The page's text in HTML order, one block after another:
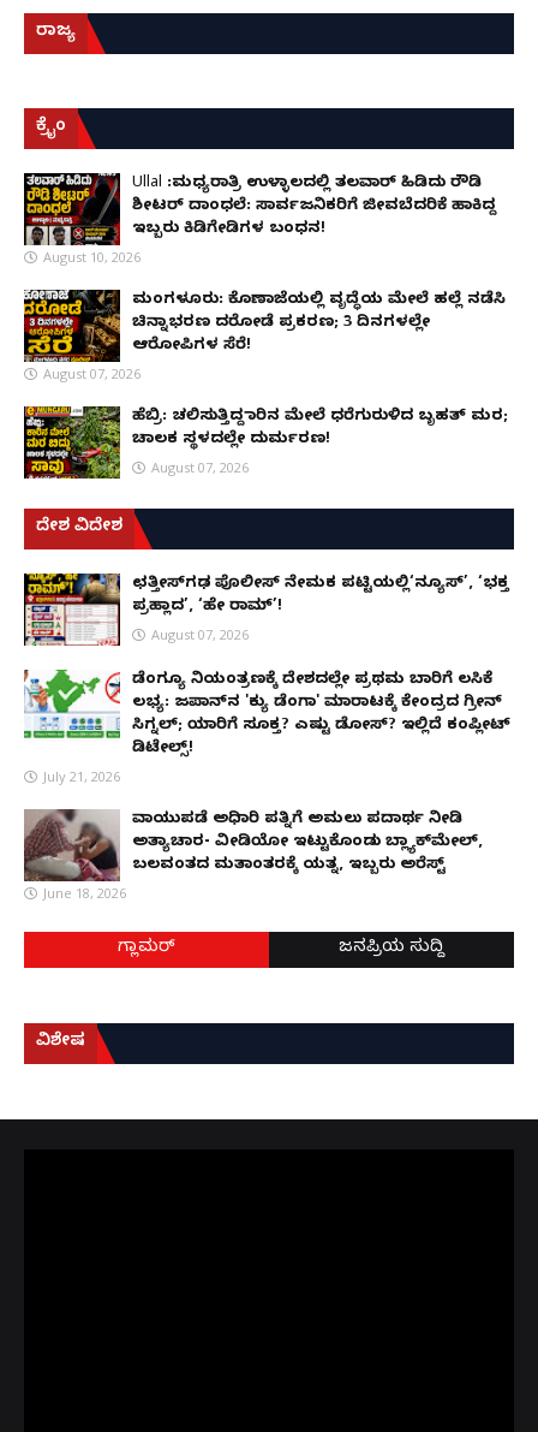
ರಾಜ್ಯ
ಕ್ರೈಂ
Ullal :ಮಧ್ಯರಾತ್ರಿ ಉಳ್ಳಾಲದಲ್ಲಿ ತಲವಾರ್ ಹಿಡಿದು ರೌಡಿ
ಶೀಟರ್ ದಾಂಧಲೆ: ಸಾರ್ವಜನಿಕರಿಗೆ ಜೀವಬೆದರಿಕೆ ಹಾಕಿದ್ದ
ಇಬ್ಬರು ಕಿಡಿಗೇಡಿಗಳ ಬಂಧನ!
August 10, 2026
ಮಂಗಳೂರು: ಕೊಣಾಜೆಯಲ್ಲಿ ವೃದ್ಧೆಯ ಮೇಲೆ ಹಲ್ಲೆ ನಡೆಸಿ
ಚಿನ್ನಾಭರಣ ದರೋಡೆ ಪ್ರಕರಣ; 3 ದಿನಗಳಲ್ಲೇ
ಆರೋಪಿಗಳ ಸೆರೆ!
August 07, 2026
ಹೆಬ್ರಿ: ಚಲಿಸುತ್ತಿದ್ದ ಕಾರಿನ ಮೇಲೆ ಧರೆಗುರುಳಿದ ಬೃಹತ್ ಮರ;
ಚಾಲಕ ಸ್ಥಳದಲ್ಲೇ ದುರ್ಮರಣ!
August 07, 2026
ದೇಶ ವಿದೇಶ
ಛತ್ತೀಸ್‌ಗಢ ಪೊಲೀಸ್ ನೇಮಕ ಪಟ್ಟಿಯಲ್ಲಿ‘ನ್ಯೂಸ್’, ‘ಭಕ್ತ
ಪ್ರಹ್ಲಾದ’, ‘ಹೇ ರಾಮ್’!
August 07, 2026
ಡೆಂಗ್ಯೂ ನಿಯಂತ್ರಣಕ್ಕೆ ದೇಶದಲ್ಲೇ ಪ್ರಥಮ ಬಾರಿಗೆ ಲಸಿಕೆ
ಲಭ್ಯ: ಜಪಾನ್‌ನ 'ಕ್ಯು ಡೆಂಗಾ' ಮಾರಾಟಕ್ಕೆ ಕೇಂದ್ರದ ಗ್ರೀನ್
ಸಿಗ್ನಲ್; ಯಾರಿಗೆ ಸೂಕ್ತ? ಎಷ್ಟು ಡೋಸ್? ಇಲ್ಲಿದೆ ಕಂಪ್ಲೀಟ್
ಡಿಟೇಲ್ಸ್!
July 21, 2026
ವಾಯುಪಡೆ ಅಧಿಕಾರಿ ಪತ್ನಿಗೆ ಅಮಲು ಪದಾರ್ಥ ನೀಡಿ
ಅತ್ಯಾಚಾರ- ವೀಡಿಯೋ ಇಟ್ಟುಕೊಂಡು ಬ್ಲ್ಯಾಕ್‌ಮೇಲ್,
ಬಲವಂತದ ಮತಾಂತರಕ್ಕೆ ಯತ್ನ, ಇಬ್ಬರು ಅರೆಸ್ಟ್
June 18, 2026
ಗ್ಲಾಮರ್ ಜನಪ್ರಿಯ ಸುದ್ದಿ
ವಿಶೇಷ